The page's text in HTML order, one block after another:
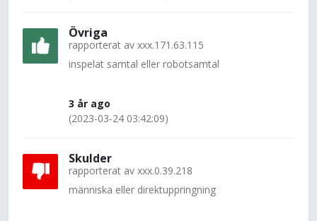
Övriga
rapporterat av xxx.171.63.115
inspelat samtal eller robotsamtal
3 år ago
(2023-03-24 03:42:09)
Skulder
rapporterat av xxx.0.39.218
människa eller direktuppringning